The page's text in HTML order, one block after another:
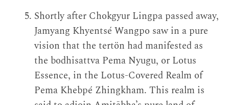
Shortly after Chokgyur Lingpa passed away,
Jamyang Khyentsé Wangpo saw in a pure
vision that the tertön had manifested as
the bodhisattva Pema Nyugu, or Lotus
Essence, in the Lotus-Covered Realm of
Pema Khebpé Zhingkham. This realm is